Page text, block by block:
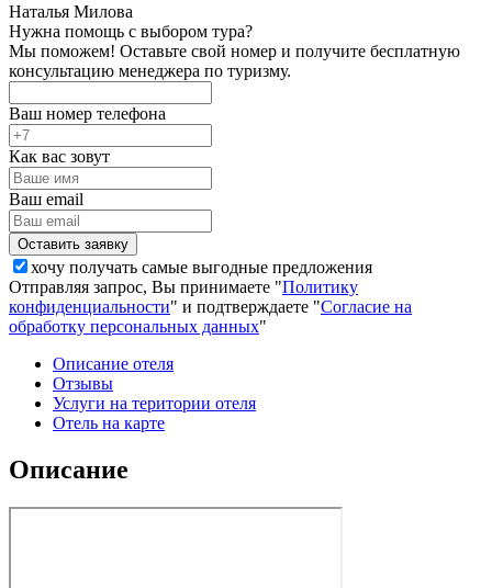
Наталья Милова
Нужна помощь с выбором тура?
Мы поможем! Оставьте свой номер и получите бесплатную
консультацию менеджера по туризму.
Ваш номер телефона
Как вас зовут
Ваш email
хочу получать самые выгодные предложения
Отправляя запрос, Вы принимаете "Политику
конфиденциальности" и подтверждаете "Согласие на
обработку персональных данных"
Описание отеля
Отзывы
Услуги на територии отеля
Отель на карте
Описание